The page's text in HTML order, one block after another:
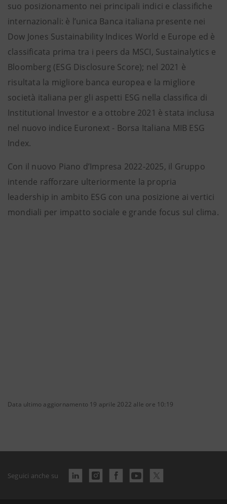
suo posizionamento nei principali indici e classifiche
internazionali: è l’unica Banca italiana presente nei
Dow Jones Sustainability Indices World e Europe ed è
classificata prima tra i peers da MSCI, Sustainalytics e
Bloomberg (ESG Disclosure Score); nel 2021 è
risultata la migliore banca europea e la migliore
società italiana per gli aspetti ESG nella classifica di
Institutional Investor e a ottobre 2021 è stata inclusa
nel nuovo indice Euronext - Borsa Italiana MIB ESG
Index.
Con il nuovo Piano d’Impresa 2022-2025, il Gruppo
intende rafforzare ulteriormente la propria
leadership in ambito ESG con una posizione ai vertici
mondiali per impatto sociale e grande focus sul clima.
Data ultimo aggiornamento 19 aprile 2022 alle ore 10:19
Seguici anche su